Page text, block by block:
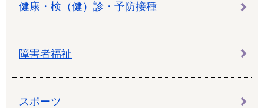
健康・検（健）診・予防接種
障害者福祉
スポーツ